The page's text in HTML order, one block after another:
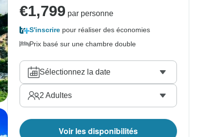
€1,799 par personne
S'inscrire pour réaliser des économies
Prix basé sur une chambre double
Sélectionnez la date
2 Adultes
Voir les disponibilités